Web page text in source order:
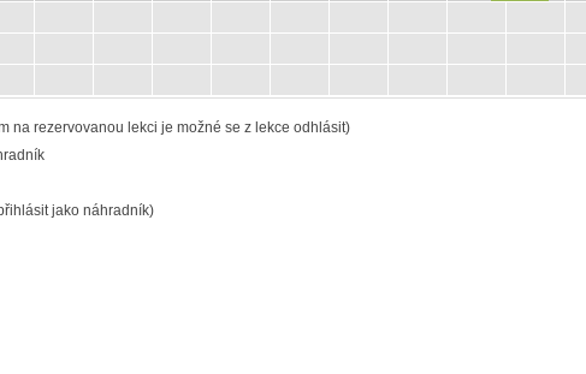
na rezervovanou lekci je možné se z lekce odhlásit)
jako náhradník)